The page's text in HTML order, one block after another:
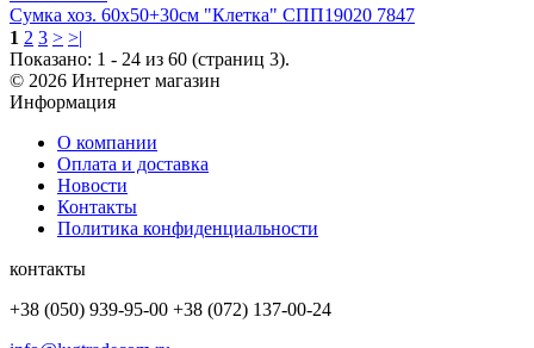
Сумка хоз. 60х50+30см "Клетка" СПП19020 7847
1 2 3 > >|
Показано: 1 - 24 из 60 (страниц 3).
© 2026 Интернет магазин
Информация
О компании
Оплата и доставка
Новости
Контакты
Политика конфиденциальности
контакты
+38 (050) 939-95-00 +38 (072) 137-00-24